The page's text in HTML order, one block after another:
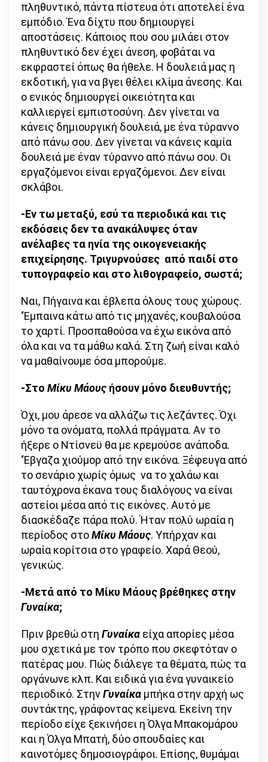
πληθυντικό, πάντα πίστευα ότι αποτελεί ένα
εμπόδιο. Ένα δίχτυ που δημιουργεί
αποστάσεις. Κάποιος που σου μιλάει στον
πληθυντικό δεν έχει άνεση, φοβάται να
εκφραστεί όπως θα ήθελε. Η δουλειά μας η
εκδοτική, για να βγει θέλει κλίμα άνεσης. Και
ο ενικός δημιουργεί οικειότητα και
καλλιεργεί εμπιστοσύνη. Δεν γίνεται να
κάνεις δημιουργική δουλειά, με ένα τύραννο
από πάνω σου. Δεν γίνεται να κάνεις καμία
δουλειά με έναν τύραννο από πάνω σου. Οι
εργαζόμενοι είναι εργαζόμενοι. Δεν είναι
σκλάβοι.
-Εν τω μεταξύ, εσύ τα περιοδικά και τις
εκδόσεις δεν τα ανακάλυψες όταν
ανέλαβες τα ηνία της οικογενειακής
επιχείρησης. Τριγυρνούσες από παιδί στο
τυπογραφείο και στο λιθογραφείο, σωστά;
Ναι, Πήγαινα και έβλεπα όλους τους χώρους.
‘Έμπαινα κάτω από τις μηχανές, κουβαλούσα
το χαρτί. Προσπαθούσα να έχω εικόνα από
όλα και να τα μάθω καλά. Στη ζωή είναι καλό
να μαθαίνουμε όσα μπορούμε.
-Στο Μίκυ Μάους ήσουν μόνο διευθυντής;
Όχι, μου άρεσε να αλλάζω τις λεζάντες. Όχι
μόνο τα ονόματα, πολλά πράγματα. Αν το
ήξερε ο Ντίσνεϋ θα με κρεμούσε ανάποδα.
‘Έβγαζα χιούμορ από την εικόνα. Ξέφευγα από
το σενάριο χωρίς όμως να το χαλάω και
ταυτόχρονα έκανα τους διαλόγους να είναι
αστείοι μέσα από τις εικόνες. Αυτό με
διασκέδαζε πάρα πολύ. Ήταν πολύ ωραία η
περίοδος στοΜίκυ Μάους. Υπήρχαν και
ωραία κορίτσια στο γραφείο. Χαρά Θεού,
γενικώς.
-Μετά από το Μίκυ Μάους βρέθηκες στην
Γυναίκα;
Πριν βρεθώ στη Γυναίκα είχα απορίες μέσα
μου σχετικά με τον τρόπο που σκεφτόταν ο
πατέρας μου. Πώς διάλεγε τα θέματα, πώς τα
οργάνωνε κλπ. Και ειδικά για ένα γυναικείο
περιοδικό. ΣτηνΓυναίκα μπήκα στην αρχή ως
συντάκτης, γράφοντας κείμενα. Εκείνη την
περίοδο είχε ξεκινήσει η Όλγα Μπακομάρου
και η Όλγα Μπατή, δύο σπουδαίες και
καινοτόμες δημοσιογράφοι. Επίσης, θυμάμαι